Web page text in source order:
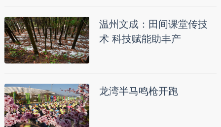
温州文成：田间课堂传技
术 科技赋能助丰产
龙湾半马鸣枪开跑